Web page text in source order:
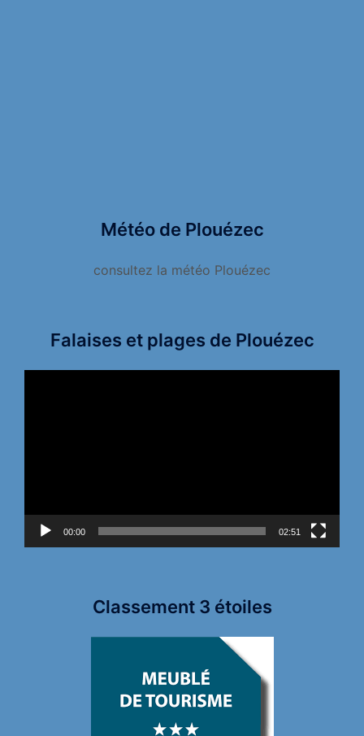
Météo de Plouézec
consultez la météo Plouézec
Falaises et plages de Plouézec
00:00 02:51
Classement 3 étoiles